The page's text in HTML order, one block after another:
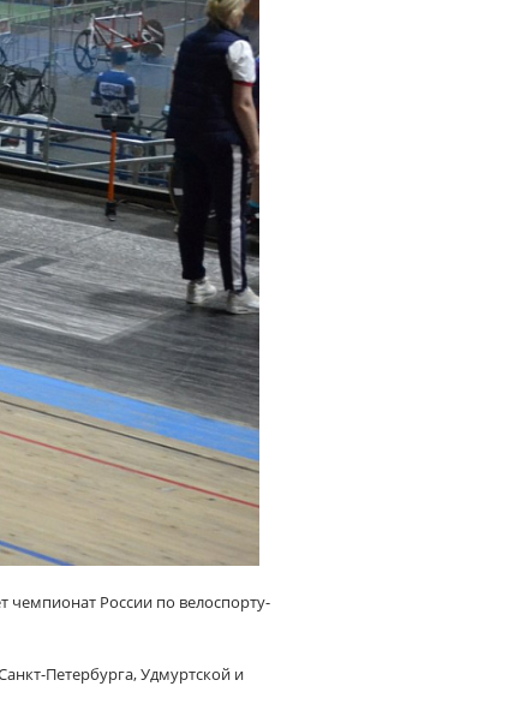
чемпионат России по велоспорту-
Петербурга, Удмуртской и